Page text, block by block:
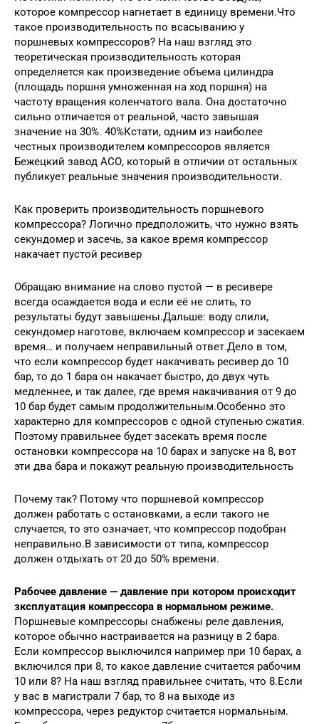
которое компрессор нагнетает в единицу времени.Что
такое производительность по всасыванию у
поршневых компрессоров? На наш взгляд это
теоретическая производительность которая
определяется как произведение объема цилиндра
(площадь поршня умноженная на ход поршня) на
частоту вращения коленчатого вала. Она достаточно
сильно отличается от реальной, часто завышая
значение на 30%. 40%Кстати, одним из наиболее
честныx производителем компрессоров является
Бежецкий завод АСО, который в отличии от остальных
публикует реальные значения производительности.
Как проверить производительность поршневого
компрессора? Логично предположить, что нужно взять
секундомер и засечь, за какое время компрессор
накачает пустой ресивер
Обращаю внимание на слово пустой — в ресивере
всегда осаждается вода и если её не слить, то
результаты будут завышены.Дальше: воду слили,
секундомер наготове, включаем компрессор и засекаем
время… и получаем неправильный ответ.Дело в том,
что если компрессор будет накачивать ресивер до 10
бар, то до 1 бара он накачает быстро, до двух чуть
медленнее, и так далее, где время накачивания от 9 до
10 бар будет самым продолжительным.Особенно это
характерно для компрессоров с одной ступенью сжатия.
Поэтому правильнее будет засекать время после
остановки компрессора на 10 барах и запуске на 8, вот
эти два бара и покажут реальную производительность
Почему так? Потому что поршневой компрессор
должен работать с остановками, а если такого не
случается, то это означает, что компрессор подобран
неправильно.В зависимости от типа, компрессор
должен отдыхать от 20 до 50% времени.
Рабочее давление — давление при котором происходит
зксплуатация компрессора в нормальном режиме.
Поршневые компрессоры снабжены реле давления,
которое обычно настраивается на разницу в 2 бара.
Если компрессор выключился например при 10 барах, а
включился при 8, то какое давление считается рабочим
10 или 8? На наш взгляд правильнее считать, что 8.Если
у вас в магистрали 7 бар, то 8 на выходе из
компрессора, через редуктор считается нормальным.